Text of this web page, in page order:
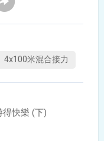
4x100米混合接力
快樂 (下)